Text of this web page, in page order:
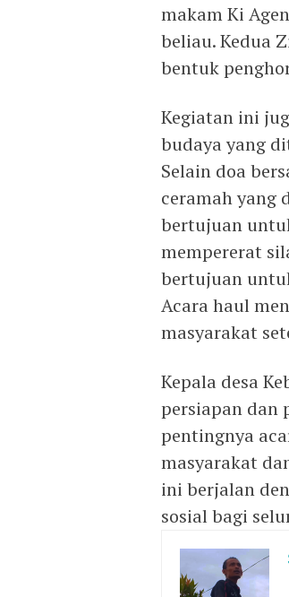
makam Ki
beliau. Kedua
bentuk
Kegiatan ini
budaya yang
Selain doa
ceramah yang
bertujuan
mempererat
bertujuan
Acara haul
masyarakat
Kepala desa
persiapan dan
pentingnya
masyarakat
ini berjalan
sosial bagi